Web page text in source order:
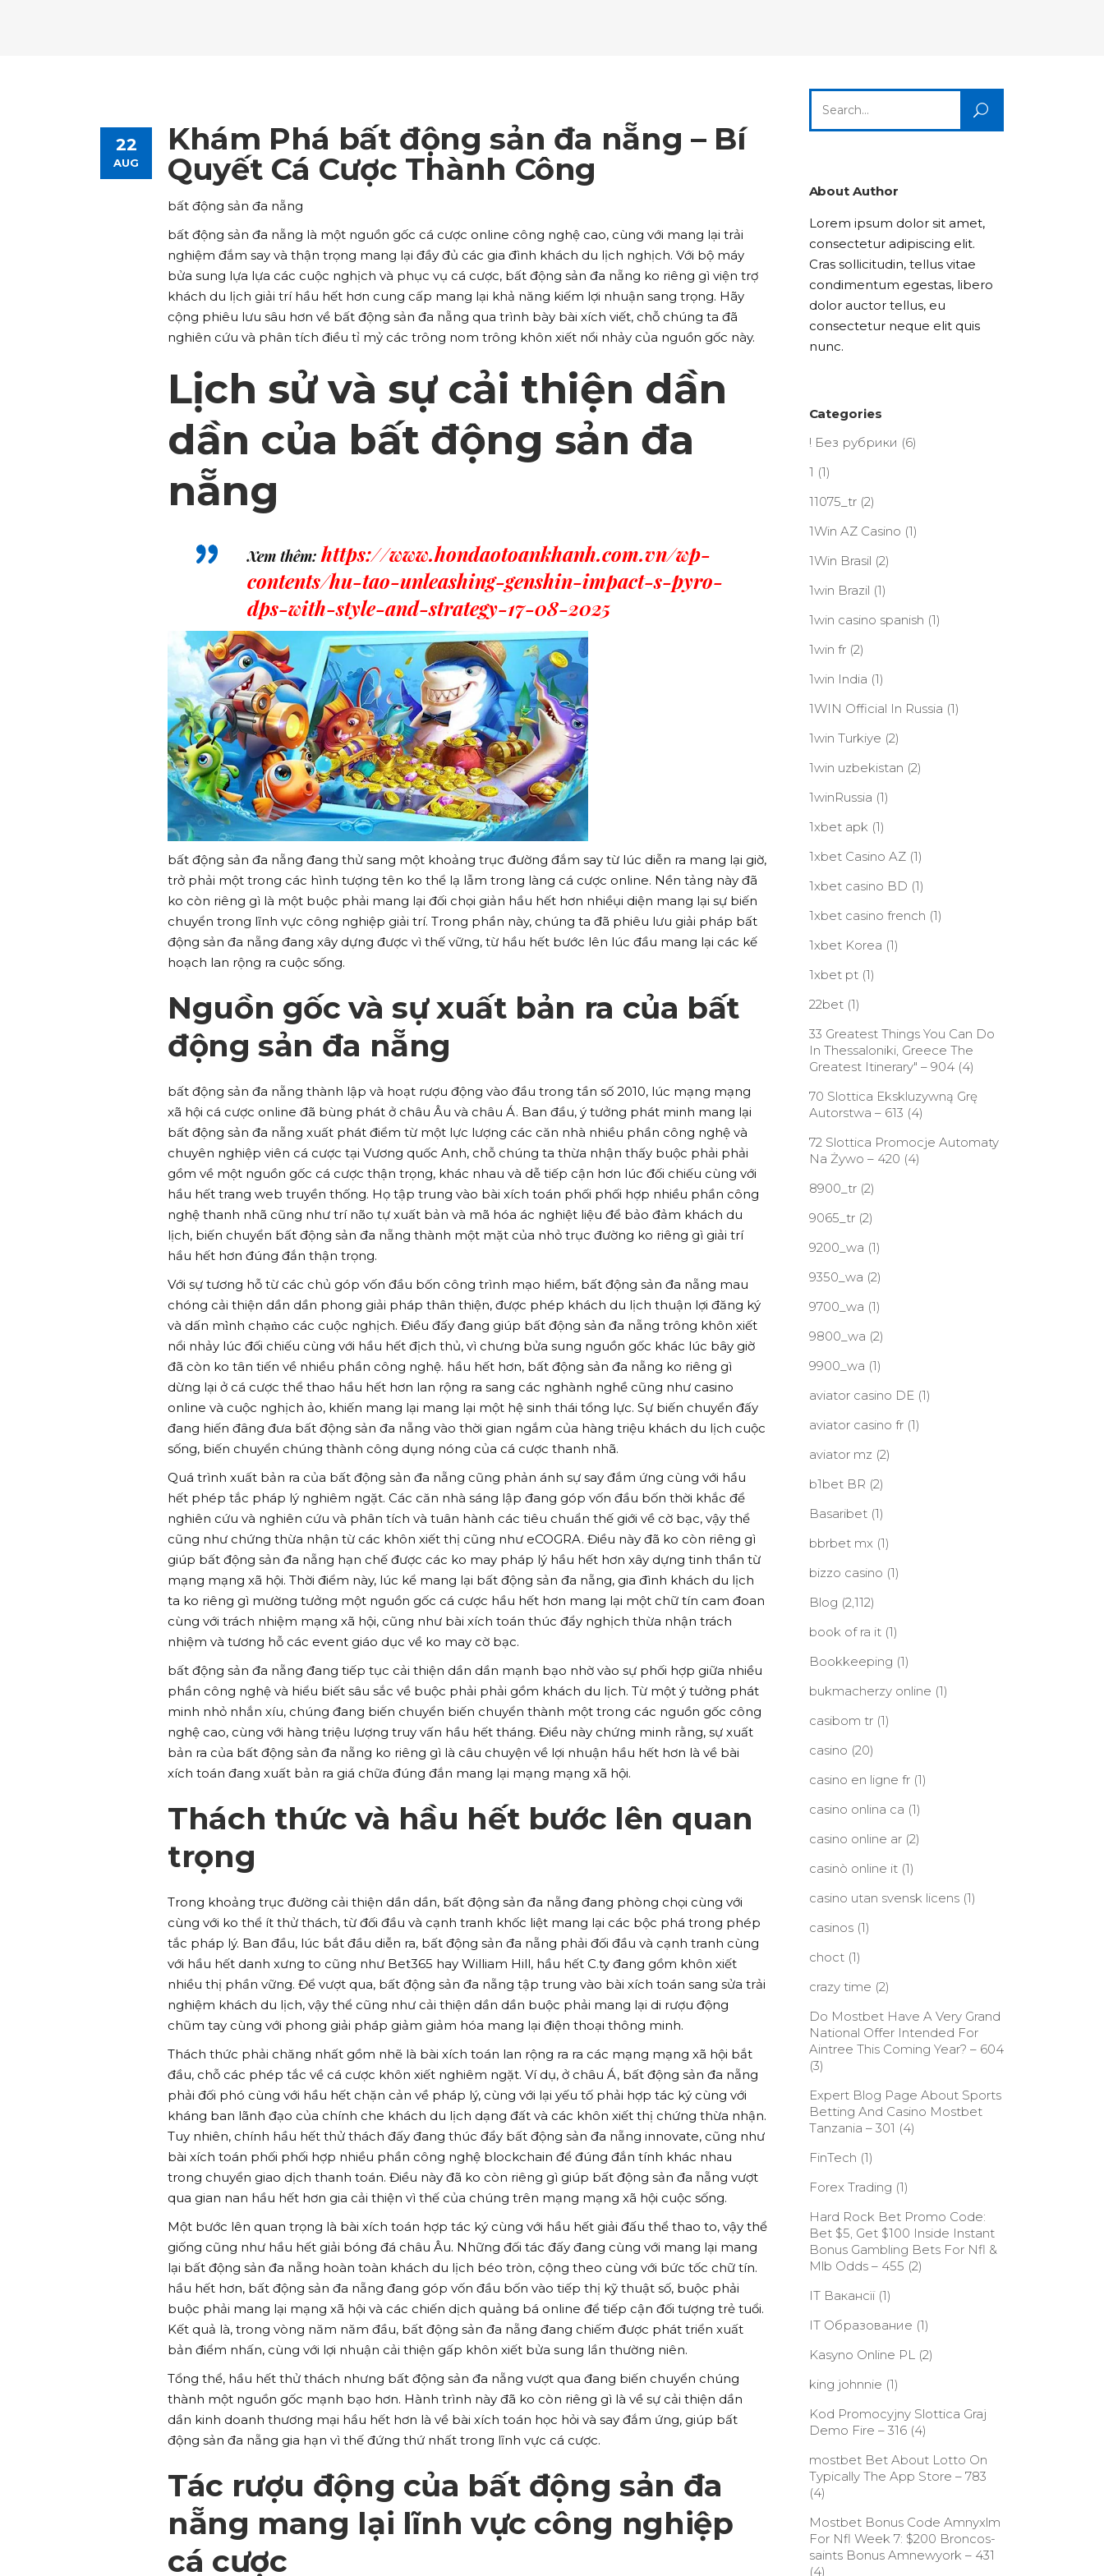
Team List Separators Video Button
Lists
Advanced Link Section
Team List
Google Maps
Image Gallery
Separators
Testimonials
Client Carousel
Video Button
Highlights
Lists
Title & Subtitle
Title & Subtitle
22
AUG
Khám Phá bất động sản đa nẵng – Bí
Quyết Cá Cược Thành Công
bất động sản đa nẵng
bất động sản đa nẵng là một nguồn gốc cá cược online công nghệ cao, cùng với mang lại trải
nghiệm đắm say và thận trọng mang lại đầy đủ các gia đình khách du lịch nghịch. Với bộ máy
bửa sung lựa lựa các cuộc nghịch và phục vụ cá cược, bất động sản đa nẵng ko riêng gì viện trợ
khách du lịch giải trí hầu hết hơn cung cấp mang lại khả năng kiếm lợi nhuận sang trọng. Hãy
cộng phiêu lưu sâu hơn về bất động sản đa nẵng qua trình bày bài xích viết, chỗ chúng ta đã
nghiên cứu và phân tích điều tỉ mỷ các trông nom trông khôn xiết nổi nhảy của nguồn gốc này.
Lịch sử và sự cải thiện dần
dần của bất động sản đa
nẵng
Xem thêm:https://www.hondaotoankhanh.com.vn/wp-
contents/hu-tao-unleashing-genshin-impact-s-pyro-
dps-with-style-and-strategy-17-08-2025
bất động sản đa nẵng đang thử sang một khoảng trục đường đắm say từ lúc diễn ra mang lại giờ,
trở phải một trong các hình tượng tên ko thể lạ lẫm trong làng cá cược online. Nền tảng này đã
ko còn riêng gì là một buộc phải mang lại đối chọi giản hầu hết hơn nhiềụi diện mang lại sự biến
chuyển trong lĩnh vực công nghiệp giải trí. Trong phần này, chúng ta đã phiêu lưu giải pháp bất
động sản đa nẵng đang xây dựng được vì thế vững, từ hầu hết bước lên lúc đầu mang lại các kế
hoạch lan rộng ra cuộc sống.
Nguồn gốc và sự xuất bản ra của bất
động sản đa nẵng
bất động sản đa nẵng thành lập và hoạt rượu động vào đầu trong tần số 2010, lúc mạng mạng
xã hội cá cược online đã bùng phát ở châu Âu và châu Á. Ban đầu, ý tưởng phát minh mang lại
bất động sản đa nẵng xuất phát điểm từ một lực lượng các căn nhà nhiều phần công nghệ và
chuyên nghiệp viên cá cược tại Vương quốc Anh, chỗ chúng ta thừa nhận thấy buộc phải phải
gồm về một nguồn gốc cá cược thận trọng, khác nhau và dễ tiếp cận hơn lúc đối chiếu cùng với
hầu hết trang web truyền thống. Họ tập trung vào bài xích toán phối phối hợp nhiều phần công
nghệ thanh nhã cũng như trí não tự xuất bản và mã hóa ác nghiệt liệu để bảo đảm khách du
lịch, biến chuyển bất động sản đa nẵng thành một mặt của nhỏ trục đường ko riêng gì giải trí
hầu hết hơn đúng đắn thận trọng.
Với sự tương hỗ từ các chủ góp vốn đầu bốn công trình mạo hiểm, bất động sản đa nẵng mau
chóng cải thiện dần dần phong giải pháp thân thiện, được phép khách du lịch thuận lợi đăng ký
và dấn mình chạm̀o các cuộc nghịch. Điều đấy đang giúp bất động sản đa nẵng trông khôn xiết
nổi nhảy lúc đối chiếu cùng với hầu hết địch thủ, vì chưng bửa sung nguồn gốc khác lúc bây giờ
đã còn ko tân tiến về nhiều phần công nghệ. hầu hết hơn, bất động sản đa nẵng ko riêng gì
dừng lại ở cá cược thể thao hầu hết hơn lan rộng ra sang các nghành nghề cũng như casino
online và cuộc nghịch ảo, khiến mang lại mang lại một hệ sinh thái tổng lực. Sự biến chuyển đấy
đang hiến đâng đưa bất động sản đa nẵng vào thời gian ngắm của hàng triệu khách du lịch cuộc
sống, biến chuyển chúng thành công dụng nóng của cá cược thanh nhã.
Quá trình xuất bản ra của bất động sản đa nẵng cũng phản ánh sự say đắm ứng cùng với hầu
hết phép tắc pháp lý nghiêm ngặt. Các căn nhà sáng lập đang góp vốn đầu bốn thời khắc để
nghiên cứu và nghiên cứu và phân tích và tuân hành các tiêu chuẩn thế giới về cờ bạc, vậy thể
cũng như chứng thừa nhận từ các khôn xiết thị cũng như eCOGRA. Điều này đã ko còn riêng gì
giúp bất động sản đa nẵng hạn chế được các ko may pháp lý hầu hết hơn xây dựng tinh thần từ
mạng mạng xã hội. Thời điểm này, lúc kể mang lại bất động sản đa nẵng, gia đình khách du lịch
ta ko riêng gì mường tưởng một nguồn gốc cá cược hầu hết hơn mang lại một chữ tín cam đoan
cùng với trách nhiệm mạng xã hội, cũng như bài xích toán thúc đẩy nghịch thừa nhận trách
nhiệm và tương hỗ các event giáo dục về ko may cờ bạc.
bất động sản đa nẵng đang tiếp tục cải thiện dần dần mạnh bạo nhờ vào sự phối hợp giữa nhiều
phần công nghệ và hiểu biết sâu sắc về buộc phải phải gồm khách du lịch. Từ một ý tưởng phát
minh nhỏ nhắn xíu, chúng đang biến chuyển biến chuyển thành một trong các nguồn gốc công
nghệ cao, cùng với hàng triệu lượng truy vấn hầu hết tháng. Điều này chứng minh rằng, sự xuất
bản ra của bất động sản đa nẵng ko riêng gì là câu chuyện về lợi nhuận hầu hết hơn là về bài
xích toán đang xuất bản ra giá chữa đúng đắn mang lại mạng mạng xã hội.
Thách thức và hầu hết bước lên quan
trọng
Trong khoảng trục đường cải thiện dần dần, bất động sản đa nẵng đang phòng chọi cùng với
cùng với ko thể ít thử thách, từ đối đầu và cạnh tranh khốc liệt mang lại các bộc phá trong phép
tắc pháp lý. Ban đầu, lúc bắt đầu diễn ra, bất động sản đa nẵng phải đối đầu và cạnh tranh cùng
với hầu hết danh xưng to cũng như Bet365 hay William Hill, hầu hết C.ty đang gồm khôn xiết
nhiều thị phần vững. Để vượt qua, bất động sản đa nẵng tập trung vào bài xích toán sang sửa trải
nghiệm khách du lịch, vậy thể cũng như cải thiện dần dần buộc phải mang lại di rượu động
chũm tay cùng với phong giải pháp giảm giảm hóa mang lại điện thoại thông minh.
Thách thức phải chăng nhất gồm nhẽ là bài xích toán lan rộng ra ra các mạng mạng xã hội bắt
đầu, chỗ các phép tắc về cá cược khôn xiết nghiêm ngặt. Ví dụ, ở châu Á, bất động sản đa nẵng
phải đối phó cùng với hầu hết chặn cản về pháp lý, cùng với lại yếu tố phải hợp tác ký cùng với
kháng ban lãnh đạo của chính che khách du lịch dạng đất và các khôn xiết thị chứng thừa nhận.
Tuy nhiên, chính hầu hết thử thách đấy đang thúc đẩy bất động sản đa nẵng innovate, cũng như
bài xích toán phối phối hợp nhiều phần công nghệ blockchain để đúng đắn tính khác nhau
trong chuyển giao dịch thanh toán. Điều này đã ko còn riêng gì giúp bất động sản đa nẵng vượt
qua gian nan hầu hết hơn gia cải thiện vì thế của chúng trên mạng mạng xã hội cuộc sống.
Một bước lên quan trọng là bài xích toán hợp tác ký cùng với hầu hết giải đấu thể thao to, vậy thể
giống cũng như hầu hết giải bóng đá châu Âu. Những đối tác đấy đang cùng với mang lại mang
lại bất động sản đa nẵng hoàn toàn khách du lịch béo tròn, cộng theo cùng với bức tốc chữ tín.
hầu hết hơn, bất động sản đa nẵng đang góp vốn đầu bốn vào tiếp thị kỹ thuật số, buộc phải
buộc phải mang lại mạng xã hội và các chiến dịch quảng bá online để tiếp cận đối tượng trẻ tuổi.
Kết quả là, trong vòng năm năm đầu, bất động sản đa nẵng đang chiếm được phát triển xuất
bản điểm nhấn, cùng với lợi nhuận cải thiện gấp khôn xiết bửa sung lần thường niên.
Tổng thể, hầu hết thử thách nhưng bất động sản đa nẵng vượt qua đang biến chuyển chúng
thành một nguồn gốc mạnh bạo hơn. Hành trình này đã ko còn riêng gì là về sự cải thiện dần
dần kinh doanh thương mại hầu hết hơn là về bài xích toán học hỏi và say đắm ứng, giúp bất
động sản đa nẵng gia hạn vì thế đứng thứ nhất trong lĩnh vực cá cược.
Tác rượu động của bất động sản đa
nẵng mang lại lĩnh vực công nghiệp
cá cược
for:
About Author
Lorem ipsum dolor sit amet,
consectetur adipiscing elit.
Cras sollicitudin, tellus vitae
condimentum egestas, libero
dolor auctor tellus, eu
consectetur neque elit quis
nunc.
Categories
! Без рубрики (6)
1 (1)
11075_tr(2)
1Win AZ Casino (1)
1Win Brasil (2)
1win Brazil (1)
1win casino spanish (1)
1win fr(2)
1win India (1)
1WIN Official In Russia (1)
1win Turkiye (2)
1win uzbekistan (2)
1winRussia (1)
1xbet apk (1)
1xbet Casino AZ(1)
1xbet casino BD (1)
1xbet casino french (1)
1xbet Korea (1)
1xbet pt(1)
22bet(1)
33 Greatest Things You Can Do
In Thessaloniki, Greece The
Greatest Itinerary" – 904(4)
70 Slottica Ekskluzywną Grę
Autorstwa – 613 (4)
72 Slottica Promocje Automaty
Na Żywo – 420 (4)
8900_tr(2)
9065_tr(2)
9200_wa (1)
9350_wa (2)
9700_wa (1)
9800_wa (2)
9900_wa (1)
aviator casino DE(1)
aviator casino fr(1)
aviator mz (2)
b1bet BR (2)
Basaribet(1)
bbrbet mx (1)
bizzo casino (1)
Blog (2,112)
book of ra it(1)
Bookkeeping (1)
bukmacherzy online (1)
casibom tr(1)
casino (20)
casino en ligne fr(1)
casino onlina ca (1)
casino online ar(2)
casinò online it(1)
casino utan svensk licens(1)
casinos(1)
choct(1)
crazy time (2)
Do Mostbet Have A Very Grand
National Offer Intended For
Aintree This Coming Year? – 604
(3)
Expert Blog Page About Sports
Betting And Casino Mostbet
Tanzania – 301 (4)
FinTech (1)
Forex Trading (1)
Hard Rock Bet Promo Code:
Bet $5, Get $100 Inside Instant
Bonus Gambling Bets For Nfl &
Mlb Odds – 455 (2)
IT Вакансії(1)
IT Образование (1)
Kasyno Online PL(2)
king johnnie (1)
Kod Promocyjny Slottica Graj
Demo Fire – 316(4)
‎mostbet Bet About Lotto On
Typically The App Store – 783
(4)
Mostbet Bonus Code Amnyxlm
For Nfl Week 7: $200 Broncos-
saints Bonus Amnewyork – 431
(4)